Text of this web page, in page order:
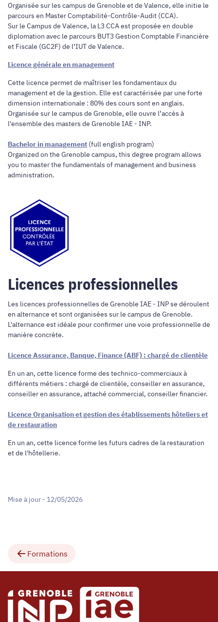
Organisée sur les campus de Grenoble et de Valence, elle initie le
parcours en Master Comptabilité-Contrôle-Audit (CCA).
Sur le Campus de Valence, la L3 CCA est proposée en double
diplomation avec le parcours BUT3 Gestion Comptable Financière
et Fiscale (GC2F) de l’IUT de Valence.
Licence générale en management
Cette licence permet de maîtriser les fondamentaux du
management et de la gestion. Elle est caractérisée par une forte
dimension internationale : 80% des cours sont en anglais.
Organisée sur le campus de Grenoble, elle ouvre l’accès à
l'ensemble des masters de Grenoble IAE - INP.
Bachelor in management (full english program)
Organized on the Grenoble campus, this degree program allows
you to master the fundamentals of management and business
administration.
Licences professionnelles
Les licences professionnelles de Grenoble IAE - INP se déroulent
en alternance et sont organisées sur le campus de Grenoble.
L'alternance est idéale pour confirmer une voie professionnelle de
manière concrète.
Licence Assurance, Banque, Finance (ABF) : chargé de clientèle
En un an, cette licence forme des technico-commerciaux à
différents métiers : chargé de clientèle, conseiller en assurance,
conseiller en assurance, attaché commercial, conseiller financier.
Licence Organisation et gestion des établissements hôteliers et
de restauration
En un an, cette licence forme les futurs cadres de la restauration
et de l'hôtellerie.
Mise à jour - 12/05/2026
Formations